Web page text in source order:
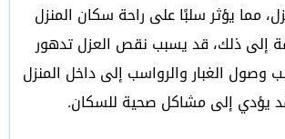
مما يؤثر سلبًا على راحة سكان المنزل
إلى ذلك، قد يسبب نقص العزل تدهور
وصول الغبار والرواسب إلى داخل المنزل
يؤدي إلى مشاكل صحية للسكان.